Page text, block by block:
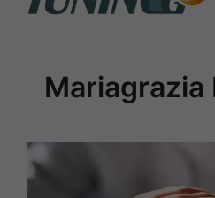
contenuto
Mariagrazia